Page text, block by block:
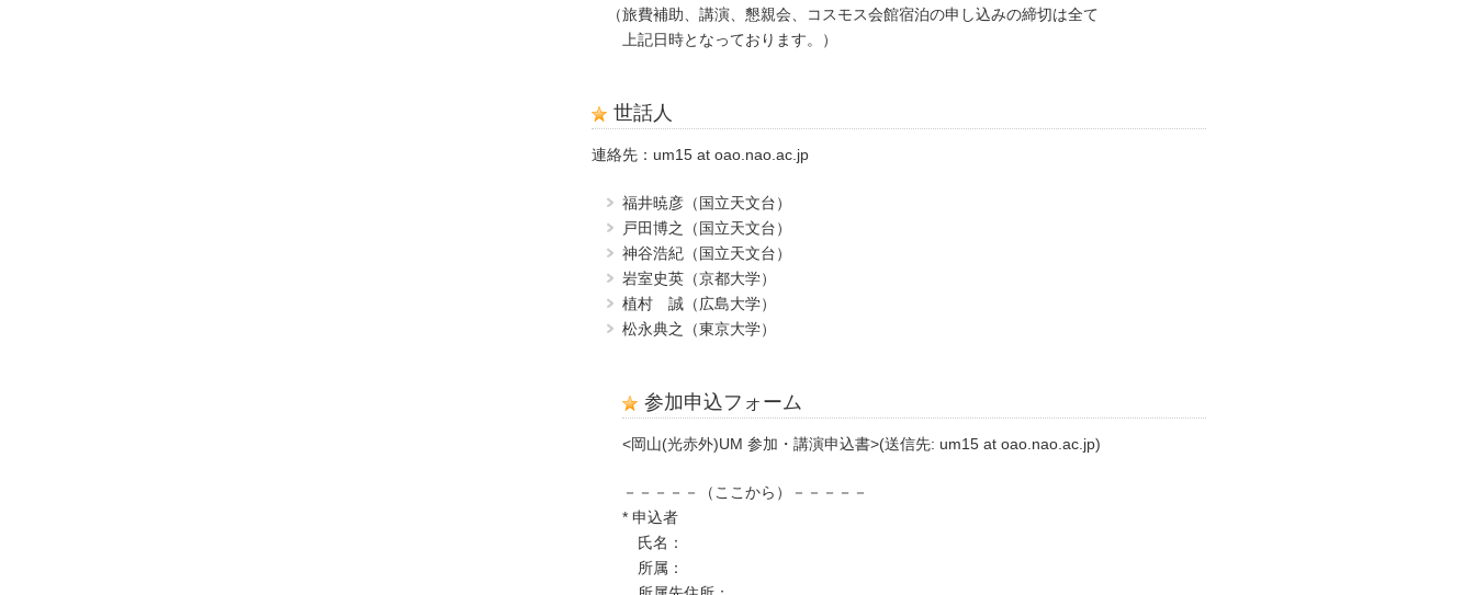
（旅費補助、講演、懇親会、コスモス会館宿泊の申し込みの締切は全て
上記日時となっております。）
世話人
連絡先：um15 at oao.nao.ac.jp
福井暁彦（国立天文台）
戸田博之（国立天文台）
神谷浩紀（国立天文台）
岩室史英（京都大学）
植村 誠（広島大学）
松永典之（東京大学）
参加申込フォーム
<岡山(光赤外)UM 参加・講演申込書>(送信先: um15 at oao.nao.ac.jp)
－－－－－（ここから）－－－－－
* 申込者
氏名：
所属：